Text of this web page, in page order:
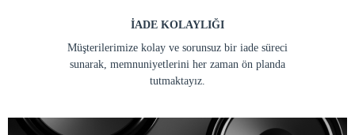
İADE KOLAYLIĞI
Müşterilerimize kolay ve sorunsuz bir iade süreci
sunarak, memnuniyetlerini her zaman ön planda
tutmaktayız.